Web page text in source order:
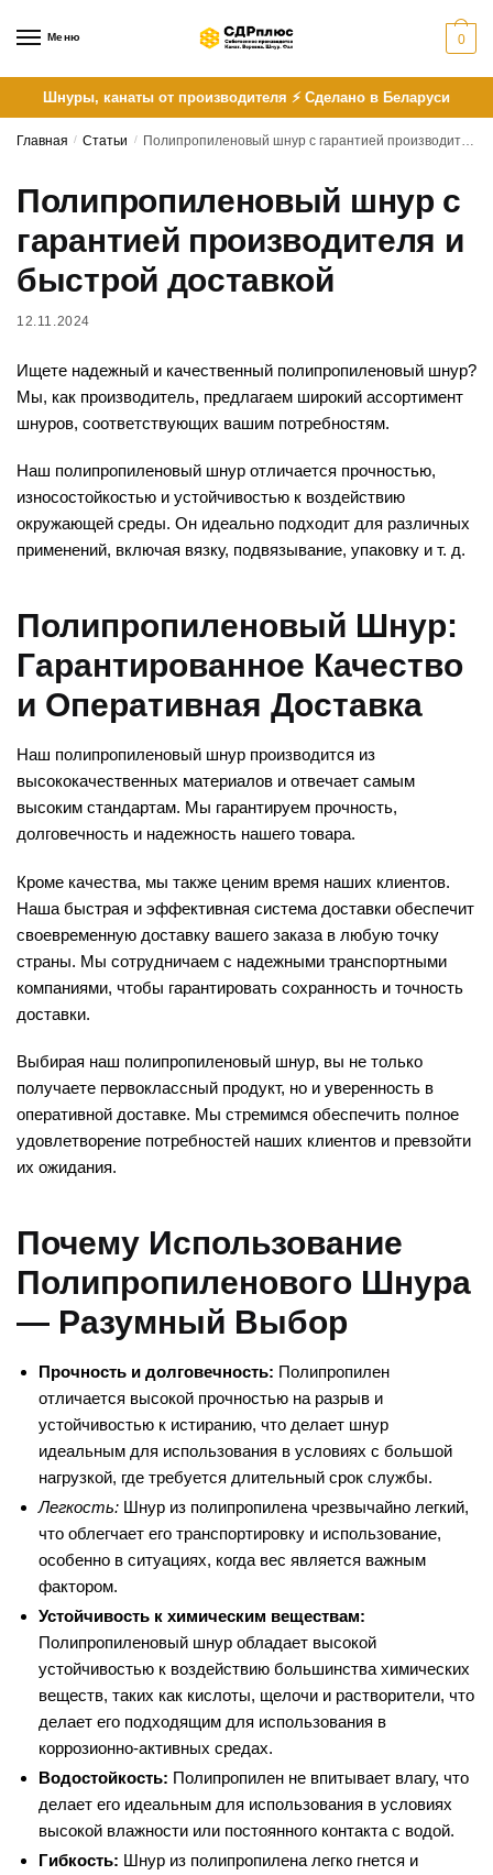
Меню 0
Шнуры, канаты от производителя ⚡ Сделано в Беларуси
Главная / Статьи / Полипропиленовый шнур с гарантией производителя и быстрой доставкой
Полипропиленовый шнур с
гарантией производителя и
быстрой доставкой
12.11.2024
Ищете надежный и качественный полипропиленовый шнур?
Мы, как производитель, предлагаем широкий ассортимент
шнуров, соответствующих вашим потребностям.
Наш полипропиленовый шнур отличается прочностью,
износостойкостью и устойчивостью к воздействию
окружающей среды. Он идеально подходит для различных
применений, включая вязку, подвязывание, упаковку и т. д.
Полипропиленовый Шнур:
Гарантированное Качество
и Оперативная Доставка
Наш полипропиленовый шнур производится из
высококачественных материалов и отвечает самым
высоким стандартам. Мы гарантируем прочность,
долговечность и надежность нашего товара.
Кроме качества, мы также ценим время наших клиентов.
Наша быстрая и эффективная система доставки обеспечит
своевременную доставку вашего заказа в любую точку
страны. Мы сотрудничаем с надежными транспортными
компаниями, чтобы гарантировать сохранность и точность
доставки.
Выбирая наш полипропиленовый шнур, вы не только
получаете первоклассный продукт, но и уверенность в
оперативной доставке. Мы стремимся обеспечить полное
удовлетворение потребностей наших клиентов и превзойти
их ожидания.
Почему Использование
Полипропиленового Шнура
— Разумный Выбор
Прочность и долговечность: Полипропилен
отличается высокой прочностью на разрыв и
устойчивостью к истиранию, что делает шнур
идеальным для использования в условиях с большой
нагрузкой, где требуется длительный срок службы.
Легкость: Шнур из полипропилена чрезвычайно легкий,
что облегчает его транспортировку и использование,
особенно в ситуациях, когда вес является важным
фактором.
Устойчивость к химическим веществам:
Полипропиленовый шнур обладает высокой
устойчивостью к воздействию большинства химических
веществ, таких как кислоты, щелочи и растворители, что
делает его подходящим для использования в
коррозионно-активных средах.
Водостойкость: Полипропилен не впитывает влагу, что
делает его идеальным для использования в условиях
высокой влажности или постоянного контакта с водой.
Гибкость: Шнур из полипропилена легко гнется и